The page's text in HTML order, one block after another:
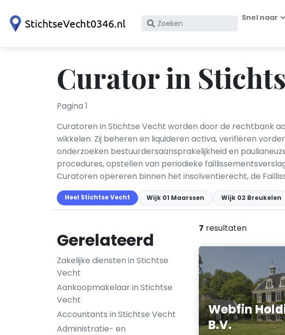
Zoek
KvK
nummer
Snel naar
Curator in
Pagina 1
Curatoren in Stichtse Vecht worden door de rechtbank
wikkelen. Zij beheren en liquideren activa, verifiëren
onderzoeken bestuurdersaansprakelijkheid en
procedures, opstellen van periodieke
Curatoren opereren binnen het insolventierecht, de
Heel Stichtse Vecht Wijk 01 Maarssen Wijk 02 Breukelen
Gerelateerd
Zakelijke diensten in Stichtse
Vecht
Aankoopmakelaar in Stichtse
Vecht
Accountants in Stichtse Vecht
Administratie- en
7 resultaten
Webfin
B.V.